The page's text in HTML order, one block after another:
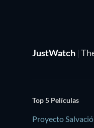
JustWatch |
Top 5 Películas
Proyecto